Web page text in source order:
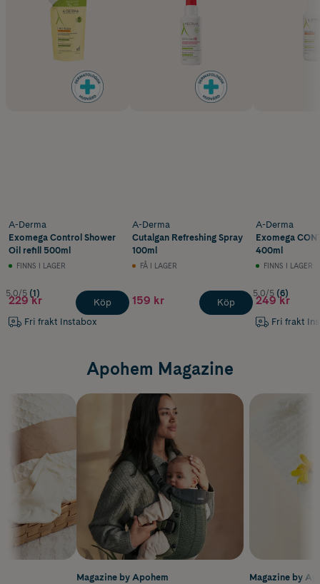
A-Derma
Exomega Control Shower
Oil refill 500ml
FINNS I LAGER
5.0/5 (1)
229 kr
Fri frakt Instabox
Köp
A-Derma
Cutalgan Refreshing Spray
100ml
FÅ I LAGER
159 kr Köp
A-Derma
Exomega
400ml
FINNS I LAGER
5.0/5 (6)
249 kr
Fri frakt
Apohem Magazine
Magazine by
Magazine by Apohem